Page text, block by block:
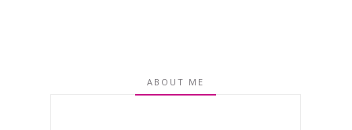
ABOUT ME